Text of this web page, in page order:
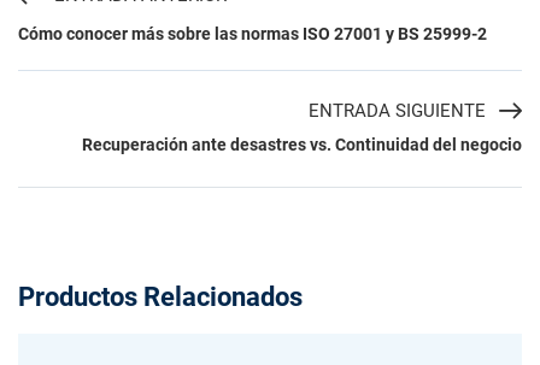
Cómo conocer más sobre las normas ISO 27001 y BS 25999-2
ENTRADA SIGUIENTE
Recuperación ante desastres vs. Continuidad del negocio
Productos Relacionados